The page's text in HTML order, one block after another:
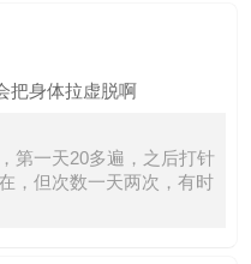
把身体拉虚脱啊
第一天20多遍，之后打针
，但次数一天两次，有时